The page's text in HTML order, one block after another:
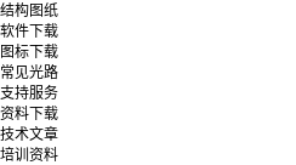
结构图纸
软件下载
图标下载
常见光路
支持服务
资料下载
技术文章
培训资料